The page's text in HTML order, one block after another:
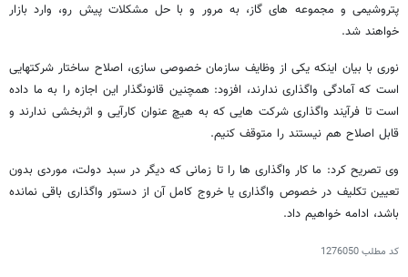
پتروشیمی و مجموعه های گاز، به مرور و با حل مشکلات پیش رو، وارد بازار
خواهند شد.
نوری با بیان اینکه یکی از وظایف سازمان خصوصی سازی، اصلاح ساختار شرکتهایی
است که آمادگی واگذاری ندارند، افزود: همچنین قانونگذار این اجازه را به ما داده
است تا فرآیند واگذاری شرکت هایی که به هیچ عنوان کارآیی و اثربخشی ندارند و
قابل اصلاح هم نیستند را متوقف کنیم.
وی تصریح کرد: ما کار واگذاری ها را تا زمانی که دیگر در سبد دولت، موردی بدون
تعیین تکلیف در خصوص واگذاری یا خروج کامل آن از دستور واگذاری باقی نمانده
باشد، ادامه خواهیم داد.
کد مطلب1276050